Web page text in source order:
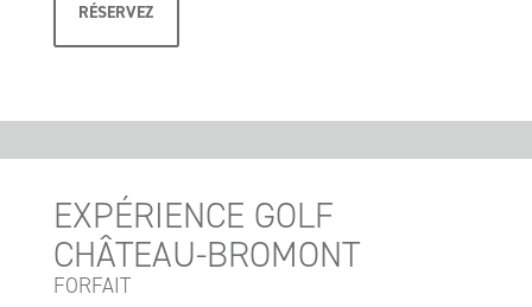
RÉSERVEZ
EXPÉRIENCE GOLF
CHÂTEAU-BROMONT
FORFAIT